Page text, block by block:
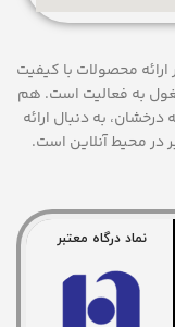
از 18 سال سابقه در ارائه محصولات با کيفيت
به فعاليت است. هم
به دنبال ارائه
در محيط آنلاين است.
نماد درگاه معتبر